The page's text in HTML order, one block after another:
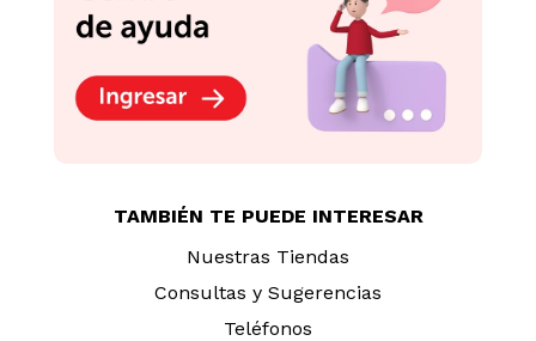
TAMBIÉN TE PUEDE INTERESAR
Nuestras Tiendas
Consultas y Sugerencias
Teléfonos